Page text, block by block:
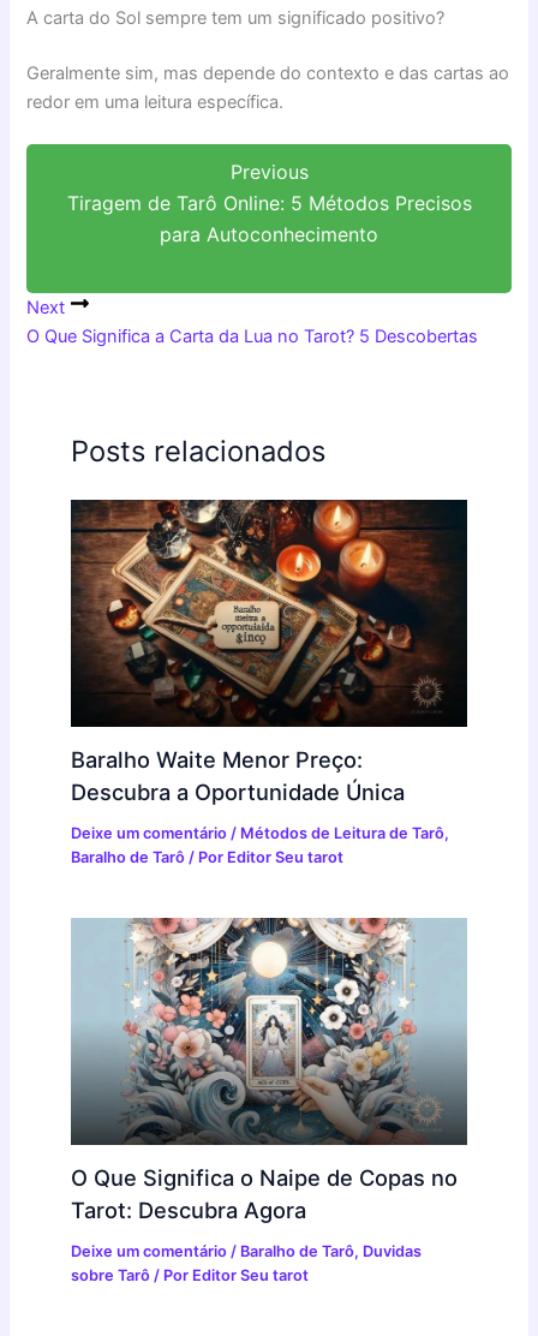
A carta do Sol sempre tem um significado positivo?
Geralmente sim, mas depende do contexto e das cartas ao
redor em uma leitura específica.
Previous
Tiragem de Tarô Online: 5 Métodos Precisos
para Autoconhecimento
Next
O Que Significa a Carta da Lua no Tarot? 5 Descobertas
Posts relacionados
Baralho Waite Menor Preço:
Descubra a Oportunidade Única
Deixe um comentário / Métodos de Leitura de Tarô,
Baralho de Tarô/ Por Editor Seu tarot
O Que Significa o Naipe de Copas no
Tarot: Descubra Agora
Deixe um comentário / Baralho de Tarô, Duvidas
sobre Tarô/ Por Editor Seu tarot